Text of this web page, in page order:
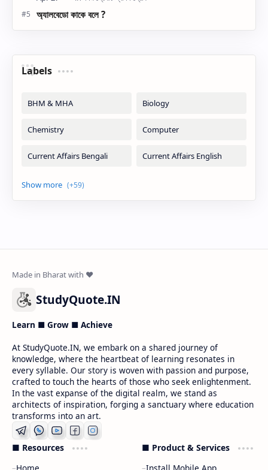
অ্যালবেডো কাকে বলে ?
Labels
StudyQuote.IN
Learn ■ Grow ■ Achieve
At StudyQuote.IN, we embark on a shared journey of
knowledge, where the heartbeat of learning resonates in
every syllable. Our story is woven with passion and purpose,
crafted to touch the hearts of those who seek enlightenment.
In the vast expanse of the digital realm, we stand as
architects of inspiration, forging a sanctuary where education
transforms into an art.
■ Resources
■ Product & Services